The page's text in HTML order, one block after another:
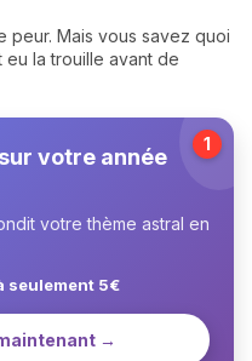
peur. Mais vous savez quoi
eu la trouille avant de
votre année
votre thème astral en
seulement 5€
→
1